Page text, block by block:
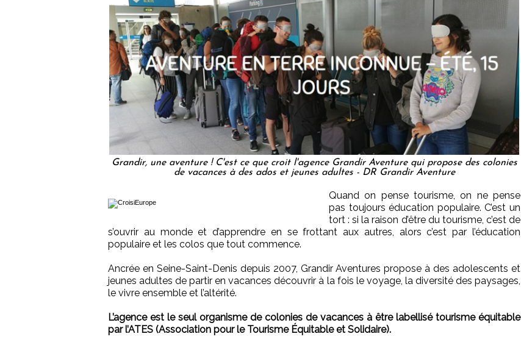
Grandir, une aventure ! C'est ce que croit l'agence Grandir Aventure qui propose des colonies
de vacances à des ados et jeunes adultes - DR Grandir Aventure
Quand on pense tourisme, on ne pense
pas toujours éducation populaire. C’est un
tort : si la raison d’être du tourisme, c’est de
s’ouvrir au monde et d’apprendre en se frottant aux autres, alors c’est par l’éducation
populaire et les colos que tout commence.
Ancrée en Seine-Saint-Denis depuis 2007, Grandir Aventures propose à des adolescents et
jeunes adultes de partir en vacances découvrir à la fois le voyage, la diversité des paysages,
le vivre ensemble et l’altérité.
L’agence est le seul organisme de colonies de vacances à être labellisé tourisme équitable
par l’ATES (Association pour le Tourisme Équitable et Solidaire).